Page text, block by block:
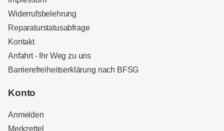
Widerrufsbelehrung
Reparaturstatusabfrage
Kontakt
Anfahrt - Ihr Weg zu uns
Barrierefreiheitserklärung nach BFSG
Konto
Anmelden
Merkzettel
Kundenbewertungen und Erfahrungen zu